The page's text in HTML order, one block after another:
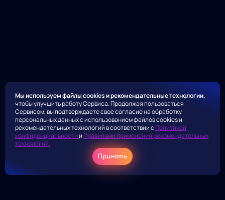
Мы используем файлы cookies и рекомендательные технологии,
чтобы улучшить работу Сервиса. Продолжая пользоваться
Сервисом, вы подтверждаете свое согласие на обработку
персональных данных с использованием файлов cookies и
рекомендательных технологий в соответствии с Политикой
конфиденциальностии Правилами применения рекомендательных
технологий.
Принять